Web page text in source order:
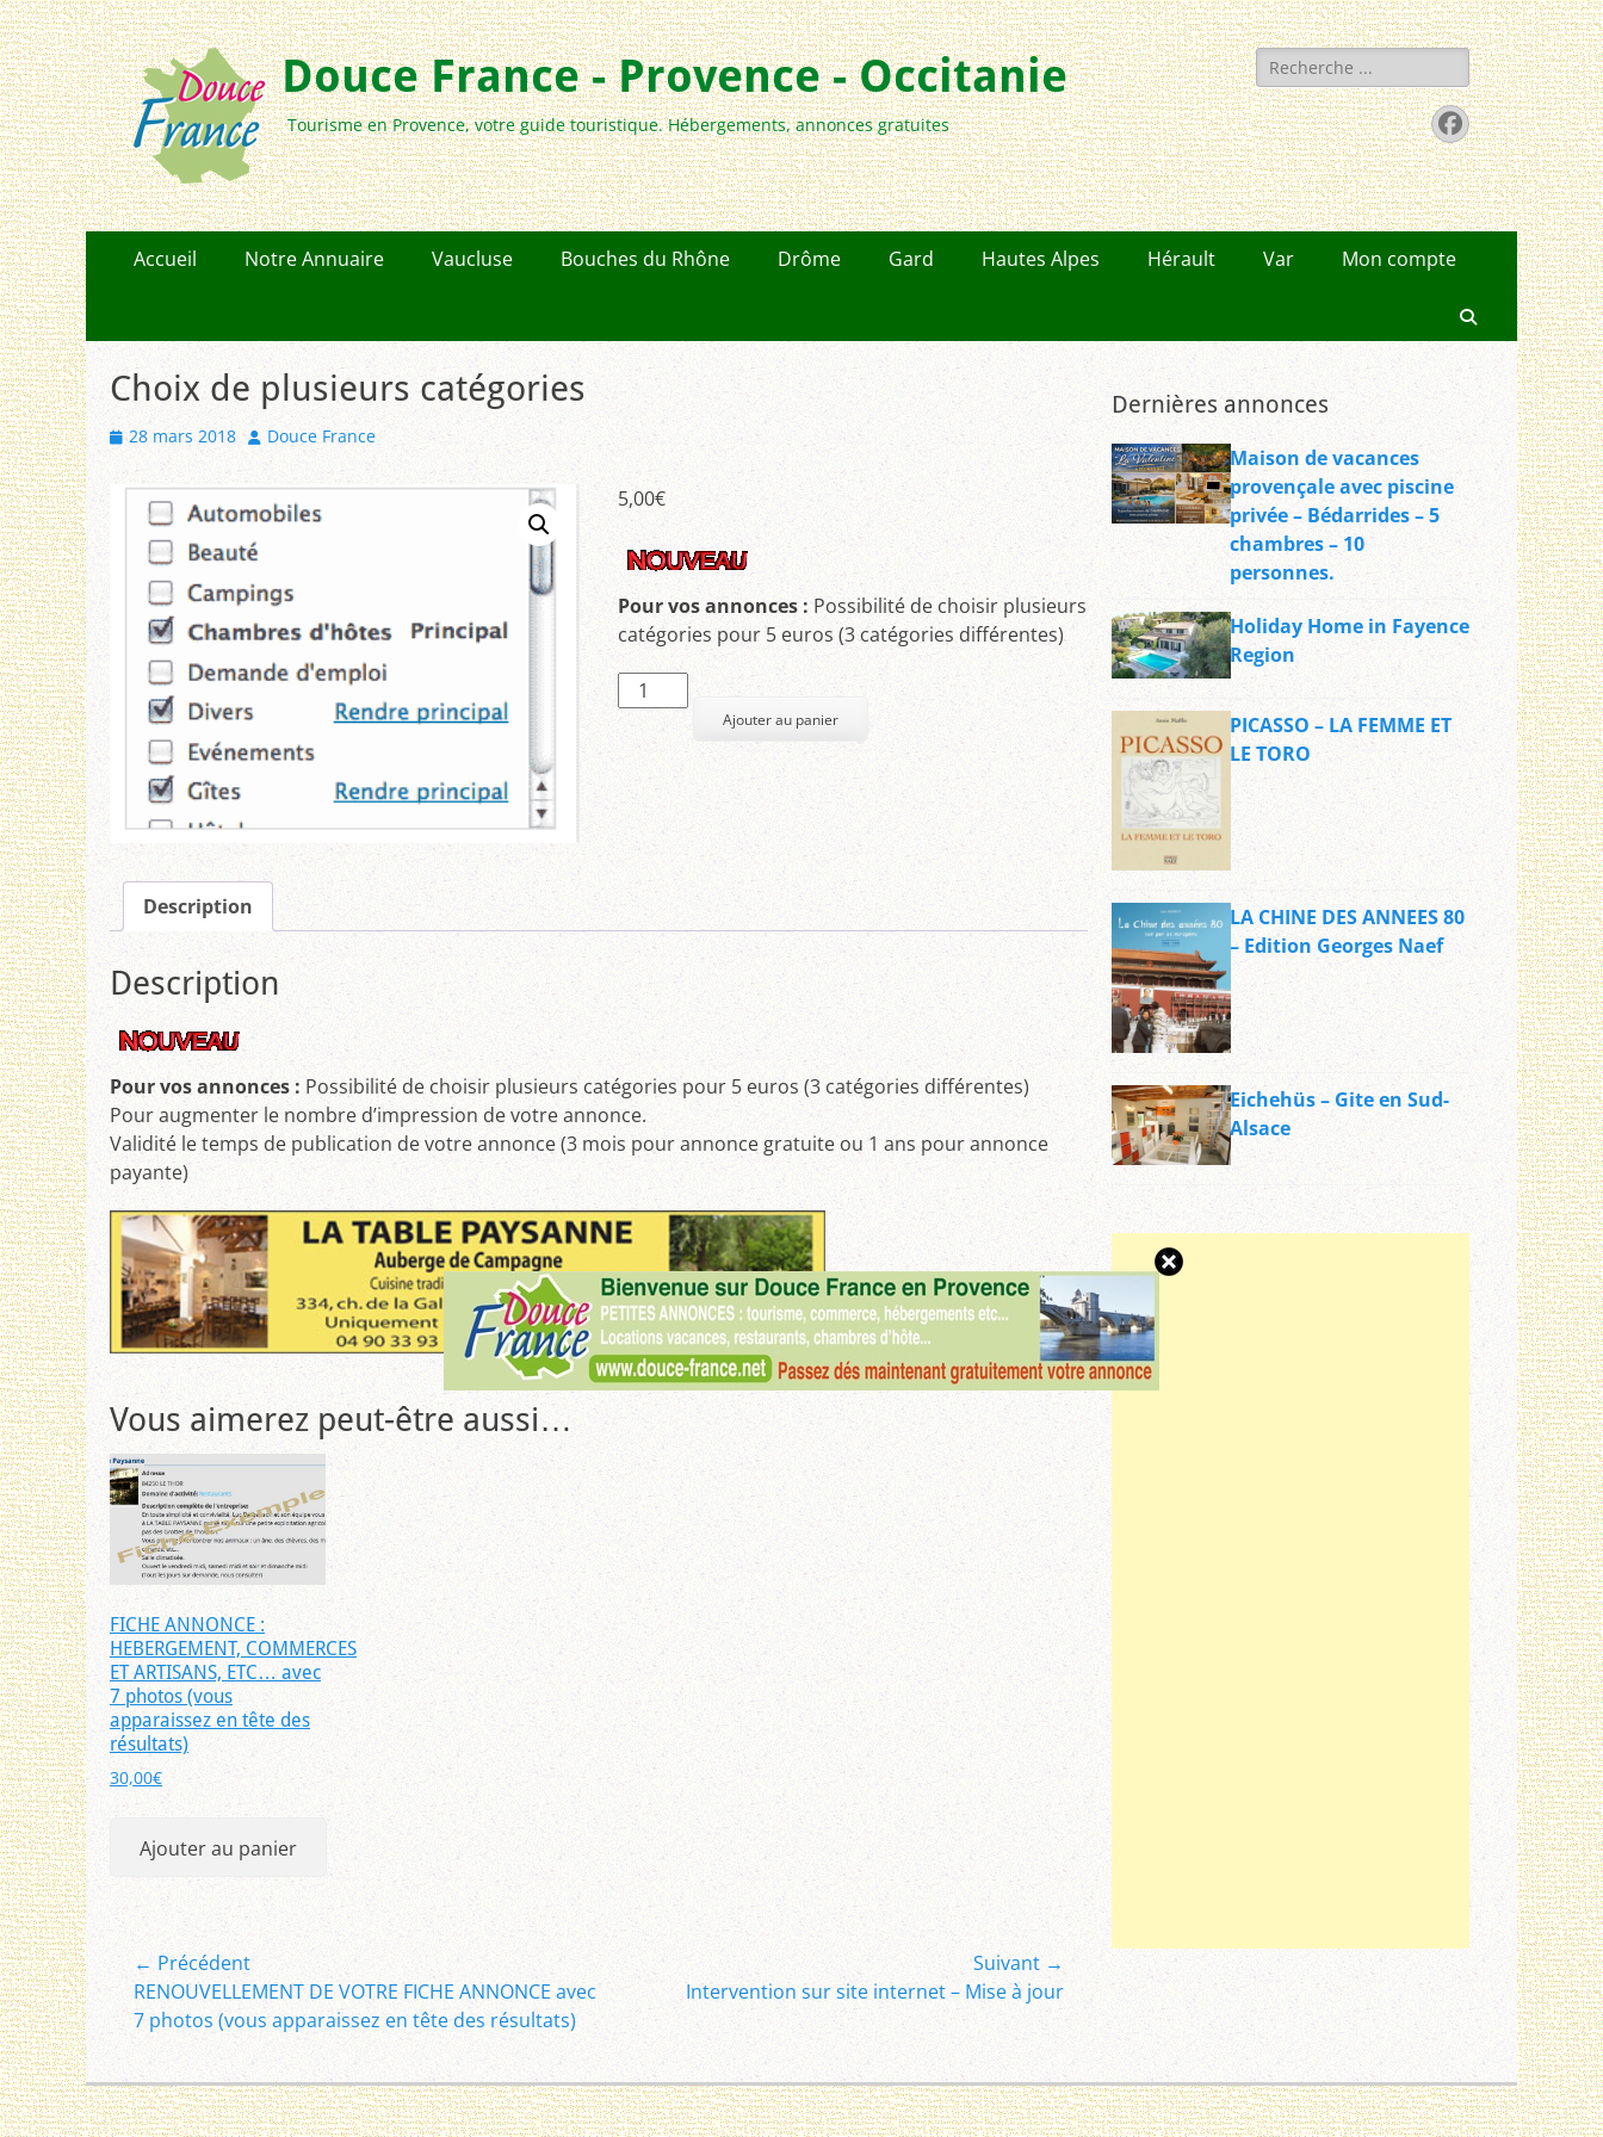
Douce France - Provence - Occitanie
Tourisme en Provence, votre guide touristique. Hébergements, annonces gratuites
Rechercher :
Facebook
Menu
Accueil Notre Annuaire Vaucluse Bouches du Rhône Drôme Gard Hautes Alpes Hérault Var Mon compte
Recherche
Choix de plusieurs catégories
Posted
on
28 mars 2018 Author
Douce France
5,00€
Pour vos annonces :Possibilité de choisir plusieurs
catégories pour 5 euros (3 catégories différentes)
quantité
de
Choix
de
plusieurs
catégories
Ajouter au panier
Description
Description
Pour vos annonces : Possibilité de choisir plusieurs catégories pour 5 euros (3 catégories différentes)
Pour augmenter le nombre d’impression de votre annonce.
Validité le temps de publication de votre annonce (3 mois pour annonce gratuite ou 1 ans pour annonce
payante)
Vous aimerez peut-être aussi…
FICHE ANNONCE :
HEBERGEMENT, COMMERCES
ET ARTISANS, ETC… avec
7 photos (vous
apparaissez en tête des
résultats)
30,00€
Ajouter au panier
Navigation
de
l’article
← Précédent
Article
précédent :
RENOUVELLEMENT DE VOTRE FICHE ANNONCE avec
7 photos (vous apparaissez en tête des résultats)
Suivant →
Article
suivant :
Intervention sur site internet – Mise à jour
Dernières annonces
Maison de vacances
provençale avec piscine
privée – Bédarrides – 5
chambres – 10
personnes.
Holiday Home in Fayence
Region
PICASSO – LA FEMME ET
LE TORO
LA CHINE DES ANNEES 80
– Edition Georges Naef
Eichehüs – Gite en Sud-
Alsace